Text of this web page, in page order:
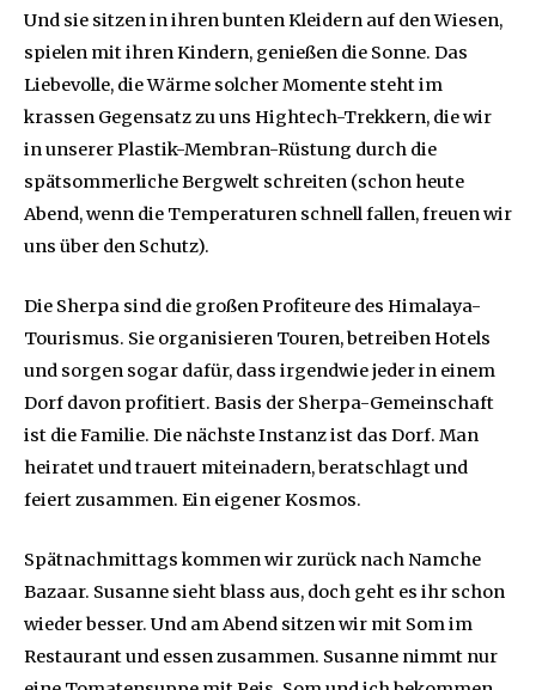
Und sie sitzen in ihren bunten Kleidern auf den Wiesen,
spielen mit ihren Kindern, genießen die Sonne. Das
Liebevolle, die Wärme solcher Momente steht im
krassen Gegensatz zu uns Hightech-Trekkern, die wir
in unserer Plastik-Membran-Rüstung durch die
spätsommerliche Bergwelt schreiten (schon heute
Abend, wenn die Temperaturen schnell fallen, freuen wir
uns über den Schutz).
Die Sherpa sind die großen Profiteure des Himalaya-
Tourismus. Sie organisieren Touren, betreiben Hotels
und sorgen sogar dafür, dass irgendwie jeder in einem
Dorf davon profitiert. Basis der Sherpa-Gemeinschaft
ist die Familie. Die nächste Instanz ist das Dorf. Man
heiratet und trauert miteinadern, beratschlagt und
feiert zusammen. Ein eigener Kosmos.
Spätnachmittags kommen wir zurück nach Namche
Bazaar. Susanne sieht blass aus, doch geht es ihr schon
wieder besser. Und am Abend sitzen wir mit Som im
Restaurant und essen zusammen. Susanne nimmt nur